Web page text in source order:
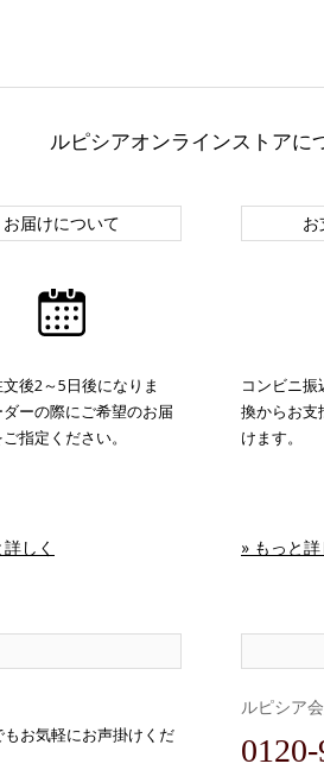
ルピシアオンラインストアに
お届けについて
後2～5日後になりま
ーの際にご希望のお届
指定ください。
しく
お
コンビニ振
換からお支
けます。
» もっと詳
もお気軽にお声掛けくだ
ルピシア